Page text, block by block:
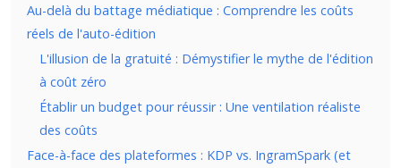
Au-delà du battage médiatique : Comprendre les coûts
réels de l'auto-édition
L'illusion de la gratuité : Démystifier le mythe de l'édition
à coût zéro
Établir un budget pour réussir : Une ventilation réaliste
des coûts
Face-à-face des plateformes : KDP vs. IngramSpark (et